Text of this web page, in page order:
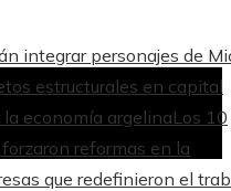
integrar personajes de
estructurales en capital
economía argelinaLos 10
reformas en la
que redefinieron el